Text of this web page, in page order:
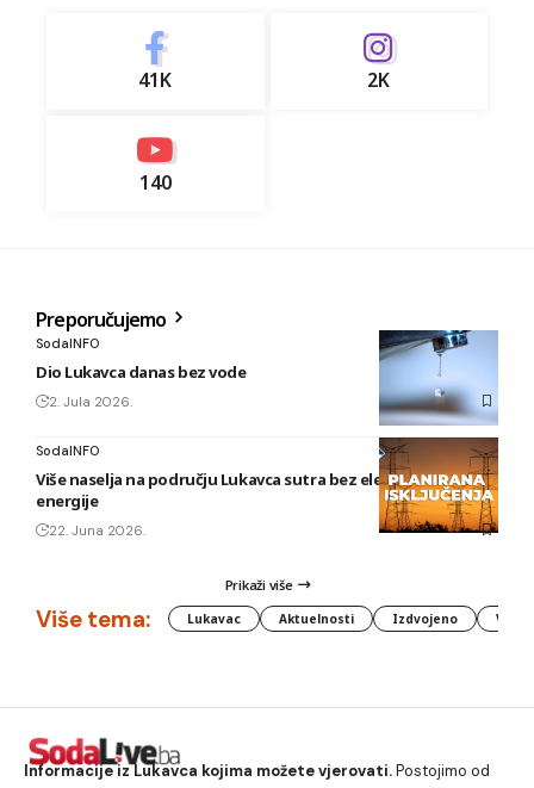
41K 2K
140
Preporučujemo
SodaINFO
Dio Lukavca danas bez vode
2. Jula 2026.
SodaINFO
Više naselja na području Lukavca sutra bez električne
energije
22. Juna 2026.
Prikaži više
Više tema: Lukavac Aktuelnosti Izdvojeno
Informacije iz Lukavca kojima možete vjerovati.Postojimo od